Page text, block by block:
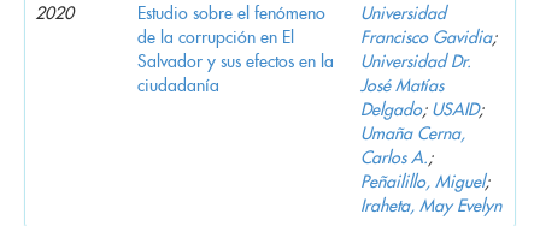
2020
Estudio sobre el fenómeno
de la corrupción en El
Salvador y sus efectos en la
ciudadanía
Universidad
Francisco Gavidia;
Universidad Dr.
José Matías
Delgado; USAID;
Umaña Cerna,
Carlos A.;
Peñailillo, Miguel;
Iraheta, May Evelyn